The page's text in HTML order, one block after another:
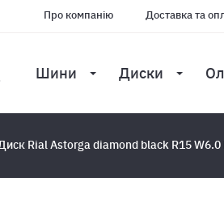
Про компанію Доставка та
Шини Диски
Rial Astorga diamond black R15 W6.0